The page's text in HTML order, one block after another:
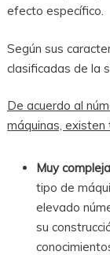
efecto específico.
Según sus
clasificadas de la
De acuerdo al
máquinas, existen
Muy
tipo de
elevado
su